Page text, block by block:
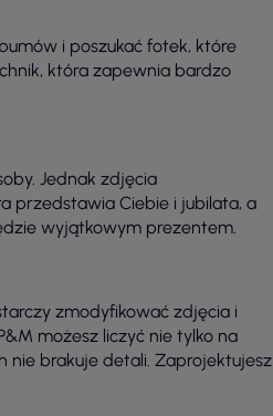
i poszukać fotek, które
która zapewnia bardzo
Jednak zdjęcia
przedstawia Ciebie i jubilata, a
wyjątkowym prezentem.
zmodyfikować zdjęcia i
możesz liczyć nie tylko na
nie brakuje detali. Zaprojektujesz